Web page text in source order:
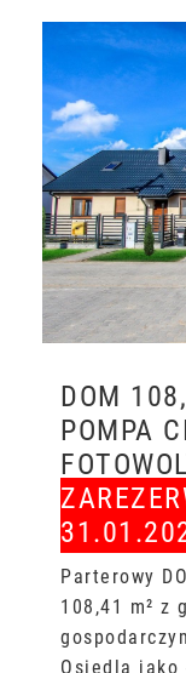
DOM
POMPA
Parterowy
108,41 m² z
Osiedla jako